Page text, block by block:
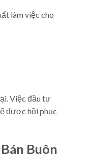
làm việc cho
Việc đầu tư
được hồi phục
Buôn